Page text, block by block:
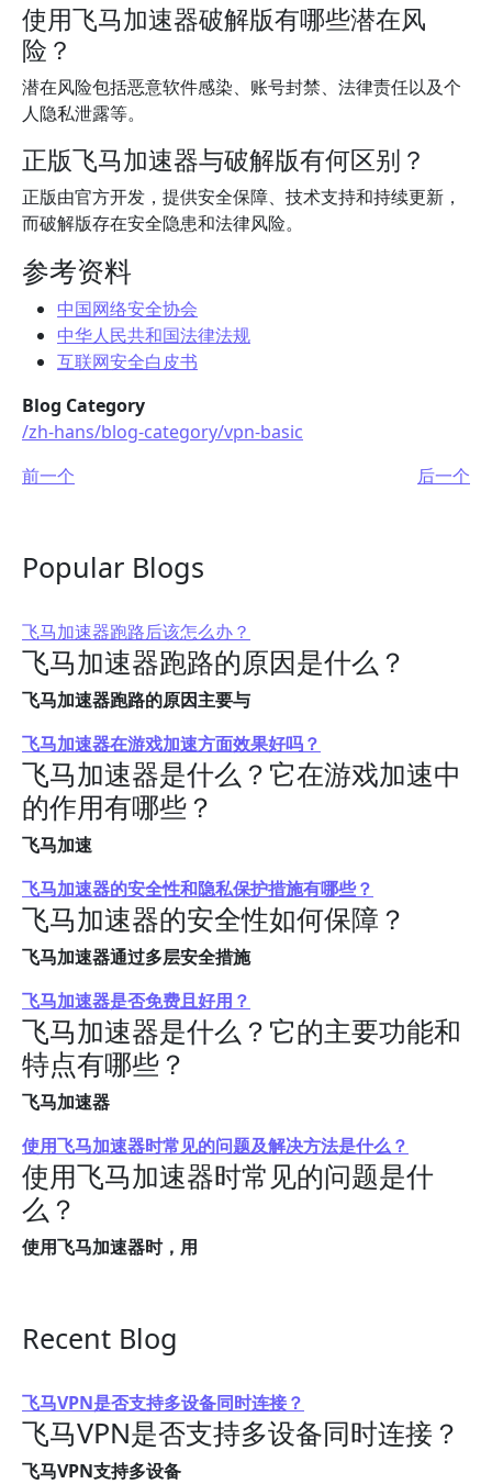
使用飞马加速器破解版有哪些潜在风
险？
潜在风险包括恶意软件感染、账号封禁、法律责任以及个
人隐私泄露等。
正版飞马加速器与破解版有何区别？
正版由官方开发，提供安全保障、技术支持和持续更新，
而破解版存在安全隐患和法律风险。
参考资料
中国网络安全协会
中华人民共和国法律法规
互联网安全白皮书
Blog Category
/zh-hans/blog-category/vpn-basic
前一个
后一个
Popular Blogs
飞马加速器跑路后该怎么办？
飞马加速器跑路的原因是什么？
飞马加速器跑路的原因主要与
飞马加速器在游戏加速方面效果好吗？
飞马加速器是什么？它在游戏加速中
的作用有哪些？
飞马加速
飞马加速器的安全性和隐私保护措施有哪些？
飞马加速器的安全性如何保障？
飞马加速器通过多层安全措施
飞马加速器是否免费且好用？
飞马加速器是什么？它的主要功能和
特点有哪些？
飞马加速器
使用飞马加速器时常见的问题及解决方法是什么？
使用飞马加速器时常见的问题是什
么？
使用飞马加速器时，用
Recent Blog
飞马VPN是否支持多设备同时连接？
飞马VPN是否支持多设备同时连接？
飞马VPN支持多设备